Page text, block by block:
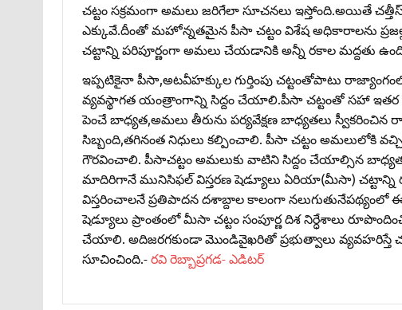
చట్టం సక్రమంగా అమలు జరిగేలా సూచనలు ఇస్తోంది.అయితే
ఎక్కువే.దీంతో మహోన్నతమైన పీసా చట్టం విశేష అధికారాలను
చట్టాన్ని పరిపూర్ణంగా అమలు చేయడానికి అన్నీ రకాల మద్దతు
ఇప్పటికైనా పీసా,అటవీహక్కుల గుర్తింపు చట్టంతోపాటు
వ్యవస్థాగత యంత్రాంగాన్ని సిద్దం చేయాలి.పీసా చట్టంతో సహా ఇతర
పెంచే బాధ్యత,అమలు తీరును పర్యవేక్షణ బాధ్యతలు స్వీకరించిన
సిబ్బంది,తగినంత నిధులు కల్పించాలి. పీసా చట్టం అమలులోకి
గౌరవించాలి. పీసాచట్టం అమలుకు వాటిని సిద్దం చేయాల్సిన
మాదిరిగానే మునిసిఫల్‌ విస్తరణ షెడ్యూలు ఏరియా(మీసా) చట్టాన్ని
విస్తరించాలనే ప్రతిపాదన దశాబ్దాల కాలంగా నలుగుతునేపథ్యంలో
షెడ్యూలు ప్రాంతంలో మీసా చట్టం సంపూర్ణ దిశ నిర్ధేశాలు
చేయాలి. అదిజరగకుండా మొండివైఖరితో ప్రభుత్వాలు వ్యవహరిస్తే
సూచించింది.- ర‌వి రెబ్బాప్ర‌గ‌డ‌- ఎడిట‌ర్